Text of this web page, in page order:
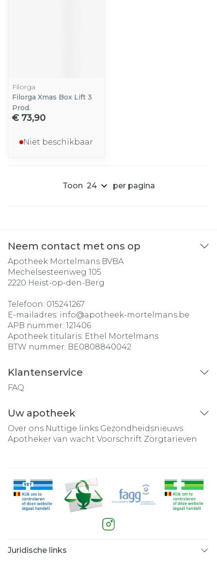
Filorga
Filorga Xmas Box Lift 3
Prod.
€ 73,90
Niet beschikbaar
Toon per pagina
Neem contact met ons op
Apotheek Mortelmans BVBA
Mechelsesteenweg 105
2220 Heist-op-den-Berg
Telefoon: 015241267
E-mailadres: info@apotheek-mortelmans.be
APB nummer: 121406
Apotheek titularis: Ethel Mortelmans
BTW nummer: BE0808840042
Klantenservice
FAQ
Uw apotheek
Over ons Nuttige links Gezondheidsnieuws
Apotheker van wacht Voorschrift Zorgtarieven
Juridische links